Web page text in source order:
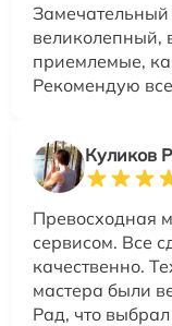
Замечательный
великолепный,
приемлемые,
Рекомендую
Куликов
Превосходная
сервисом. Все
качественно.
мастера были
Рад, что